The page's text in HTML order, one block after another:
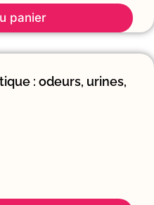
panier
: odeurs, urines,